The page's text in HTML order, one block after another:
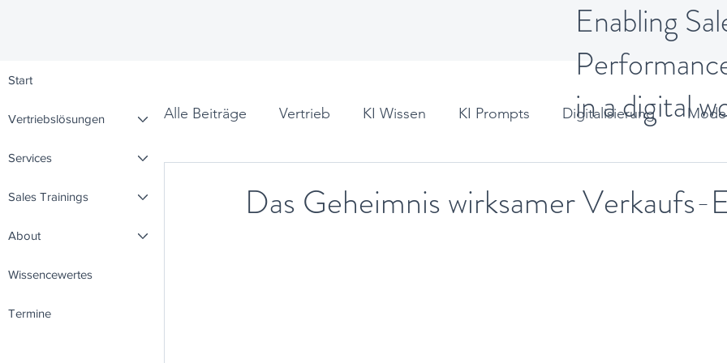
Enabling
in a digital
Start
Vertriebslösungen
Services
Sales Trainings
About
Wissencewertes
Termine
Alle Beiträge Vertrieb KI Wissen KI Prompts Digitalisierung
Das Geheimnis wirksamer Verkaufs-